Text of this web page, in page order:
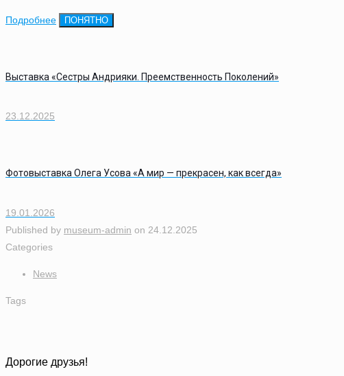
Подробнее ПОНЯТНО
Выставка «Сестры Андрияки. Преемственность Поколений»
23.12.2025
Фотовыставка Олега Усова «А мир — прекрасен, как всегда»
19.01.2026
Published by museum-admin on 24.12.2025
Categories
News
Tags
Дорогие друзья!